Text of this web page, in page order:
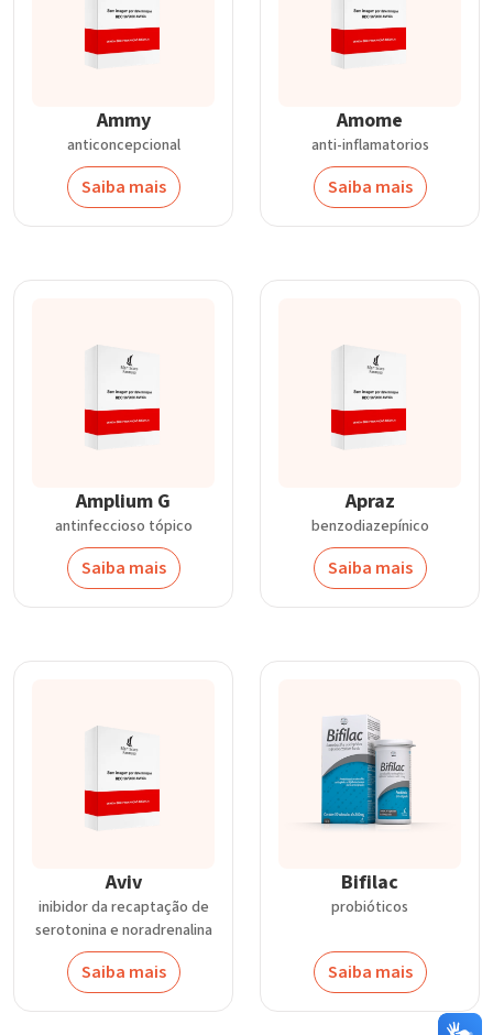
Ammy
anticoncepcional
Saiba mais
Amome
anti-inflamatorios
Saiba mais
Amplium G
antinfeccioso tópico
Saiba mais
Apraz
benzodiazepínico
Saiba mais
Aviv
inibidor da recaptação de
serotonina e noradrenalina
Saiba mais
Bifilac
probióticos
Saiba mais